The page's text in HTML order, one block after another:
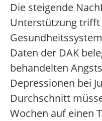
Die steigende
Unterstützung trifft
Daten der DAK
behandelten
Depressionen bei
Durchschnitt
Wochen auf einen